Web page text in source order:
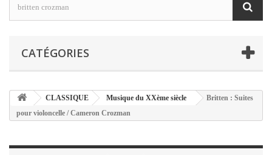
CATÉGORIES
CLASSIQUE Musique du XXème siècle
Britten : Suites
pour violoncelle / Cameron Crozman